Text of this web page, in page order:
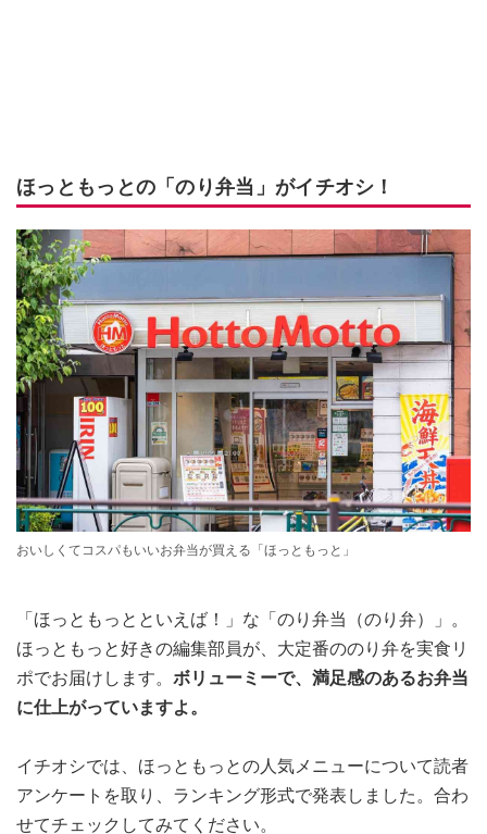
ほっともっとの「のり弁当」がイチオシ！
おいしくてコスパもいいお弁当が買える「ほっともっと」
「ほっともっとといえば！」な「のり弁当（のり弁）」。
ほっともっと好きの編集部員が、大定番ののり弁を実食リ
ポでお届けします。 ボリューミーで、満足感のあるお弁当
に仕上がっていますよ。
イチオシでは、ほっともっとの人気メニューについて読者
アンケートを取り、ランキング形式で発表しました。合わ
せてチェックしてみてください。